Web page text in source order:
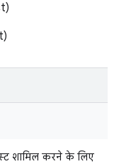
शामिल करने के लिए